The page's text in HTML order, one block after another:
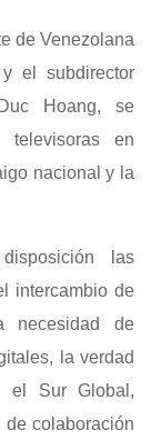
de Venezolana
el subdirector
Hoang, se
televisoras en
nacional y la
las
intercambio de
necesidad de
la verdad
el Sur Global,
colaboración